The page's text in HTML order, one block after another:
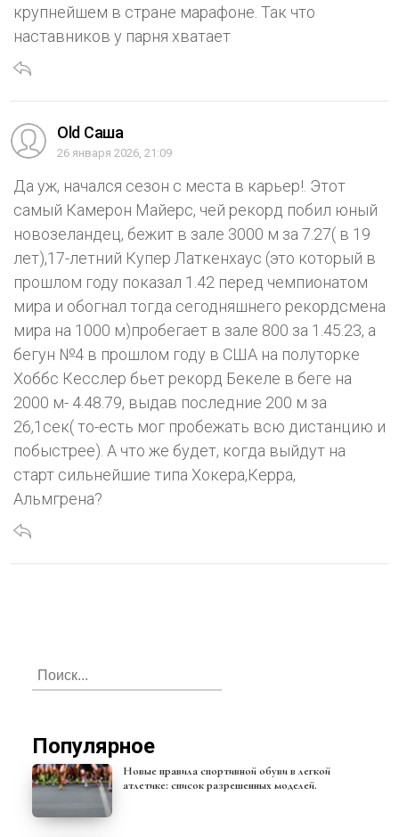
крупнейшем в стране марафоне. Так что
наставников у парня хватает
Old Саша
26 января 2026, 21:09
Да уж, начался сезон с места в карьер!. Этот
самый Камерон Майерс, чей рекорд побил юный
новозеландец, бежит в зале 3000 м за 7.27( в 19
лет),17-летний Купер Латкенхаус (это который в
прошлом году показал 1.42 перед чемпионатом
мира и обогнал тогда сегодняшнего рекордсмена
мира на 1000 м)пробегает в зале 800 за 1.45.23, а
бегун №4 в прошлом году в США на полуторке
Хоббс Кесслер бьет рекорд Бекеле в беге на
2000 м- 4.48.79, выдав последние 200 м за
26,1сек( то-есть мог пробежать всю дистанцию и
побыстрее). А что же будет, когда выйдут на
старт сильнейшие типа Хокера,Керра,
Альмгрена?
Популярное
Новые правила спортивной обуви в легкой
атлетике: список разрешенных моделей.